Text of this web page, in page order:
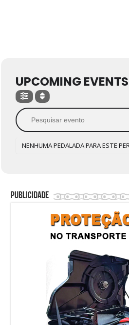
UPCOMING EVENTS
NENHUMA PEDALADA PARA ESTE
Publicidade